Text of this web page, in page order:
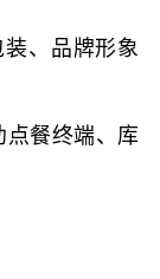
、品牌形象
点餐终端、库